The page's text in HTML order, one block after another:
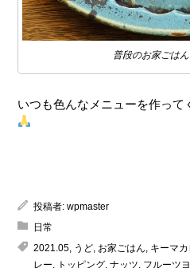
普段のお家ごは
いつも色んなメニューを作って
投稿者: wpmaster
日常
2021.05, うど, お家ごはん, キーマ
レー, トッピング, ナッツ, フルーツ